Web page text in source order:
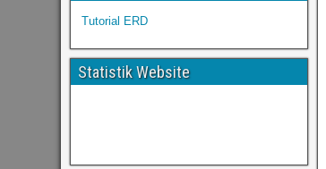
Tutorial ERD
Statistik Website